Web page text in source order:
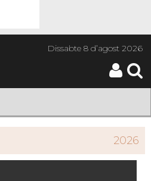
Dissabte8 d’agost 2026
2026